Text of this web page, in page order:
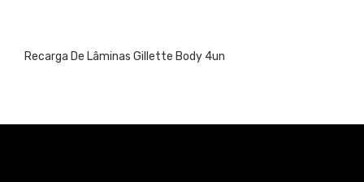
De Lâminas Gillette Body 4un